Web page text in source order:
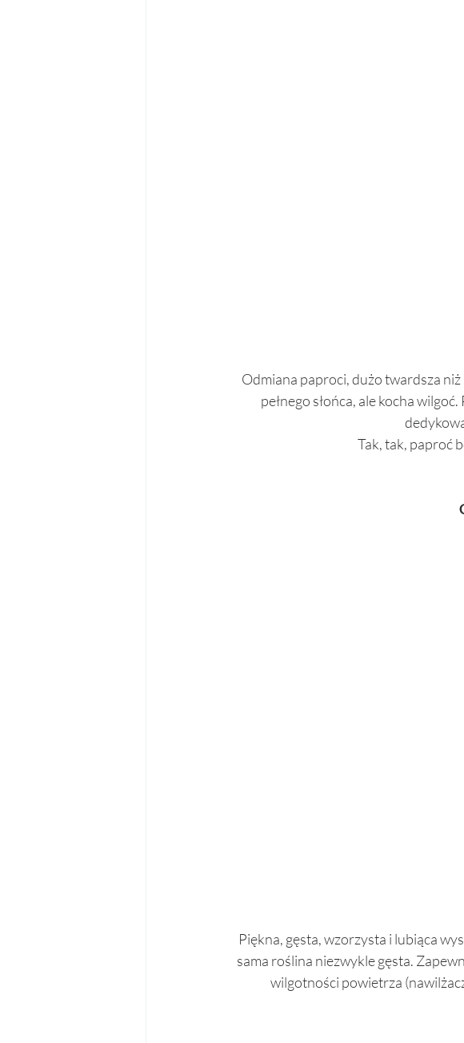
Odmiana paproci, dużo twardsza
pełnego słońca, ale kocha
Tak, tak, paproć
Piękna, gęsta, wzorzysta i lubiąca
sama roślina niezwykle gęsta.
wilgotności powietrza